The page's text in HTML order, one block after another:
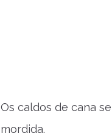
Os caldos de cana
mordida.